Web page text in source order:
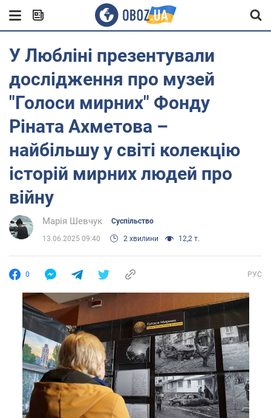
У Любліні презентували
дослідження про музей
"Голоси мирних" Фонду
Ріната Ахметова –
найбільшу у світі колекцію
історій мирних людей про
війну
Марія Шевчук Суспільство
13.06.2025 09:40 2 хвилини 12,2 т.
0 РУС